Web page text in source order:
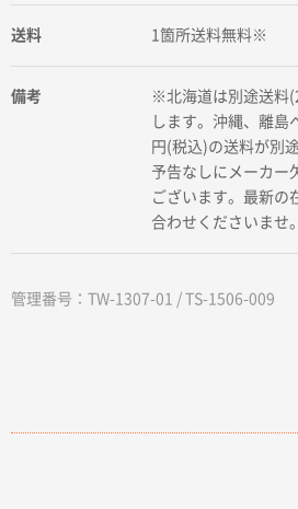
送料 1箇所送料無料※
備考
※北海道は別途送料
します。沖縄、離島
円(税込)の送料が別
予告なしにメーカー
ございます。最新の
合わせくださいませ。
管理番号：TW-1307-01 / TS-1506-009